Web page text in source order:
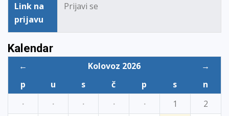
Link na
prijavu
Prijavi se
Kalendar
← Kolovoz 2026
→
p
u s č p s
n
·
· · · · 1
2